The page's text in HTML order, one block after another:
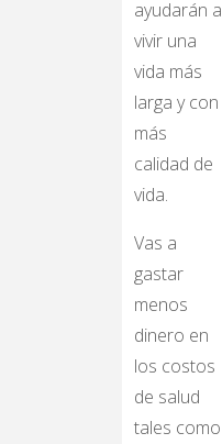
ayudarán a
vivir una
vida más
larga y con
más
calidad de
vida.
Vas a
gastar
menos
dinero en
los costos
de salud
tales como